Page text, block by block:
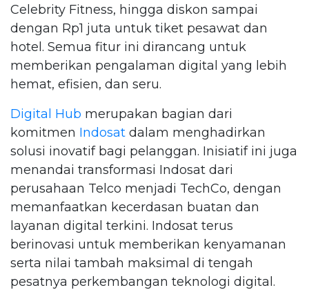
Celebrity Fitness, hingga diskon sampai
dengan Rp1 juta untuk tiket pesawat dan
hotel. Semua fitur ini dirancang untuk
memberikan pengalaman digital yang lebih
hemat, efisien, dan seru.
Digital Hub merupakan bagian dari
komitmen Indosat dalam menghadirkan
solusi inovatif bagi pelanggan. Inisiatif ini juga
menandai transformasi Indosat dari
perusahaan Telco menjadi TechCo, dengan
memanfaatkan kecerdasan buatan dan
layanan digital terkini. Indosat terus
berinovasi untuk memberikan kenyamanan
serta nilai tambah maksimal di tengah
pesatnya perkembangan teknologi digital.